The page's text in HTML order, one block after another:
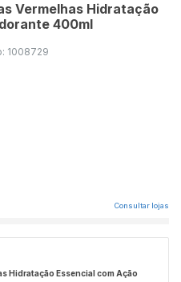
Vermelhas Hidratação
400ml
1008729
Consultar lojas
Hidratação Essencial com Ação